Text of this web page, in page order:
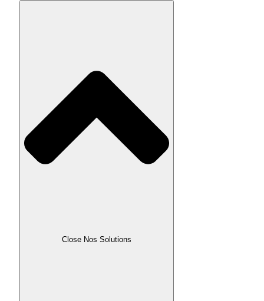
Close Nos Solutions